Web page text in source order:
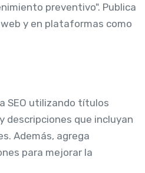
preventivo". Publica
y en plataformas como
SEO utilizando títulos
descripciones que incluyan
Además, agrega
para mejorar la